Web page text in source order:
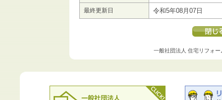
最終更新日 令和5年08月07日
一般社団法人 住宅リフォー